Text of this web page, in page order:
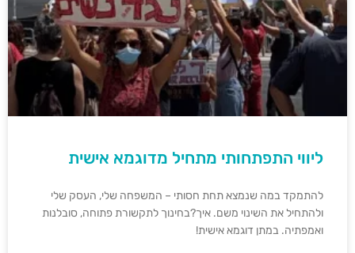
ליווי התפתחותי מתחיל מדוגמא אישית
להתמקד במה שנמצא תחת חסותי – המשפחה שלי, העסק שלי
ולהתחיל את השינוי משם. איך?בחינוך לתקשורת פתוחה, סובלנות
ואמפתיה. במתן דוגמא אישית!